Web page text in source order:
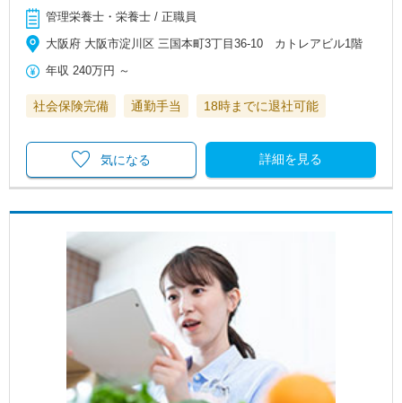
管理栄養士・栄養士 / 正職員
大阪府 大阪市淀川区 三国本町3丁目36-10 カトレアビル1階
年収 240万円 ～
社会保険完備 通勤手当 18時までに退社可能
詳細を見る
気になる